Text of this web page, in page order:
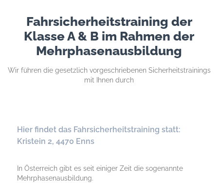
Fahrsicherheitstraining der
Klasse A & B im Rahmen der
Mehrphasenausbildung
Wir führen die gesetzlich vorgeschriebenen Sicherheitstrainings
mit Ihnen durch
Hier findet das Fahrsicherheitstraining statt:
Kristein 2, 4470 Enns
In Österreich gibt es seit einiger Zeit die sogenannte
Mehrphasenausbildung.